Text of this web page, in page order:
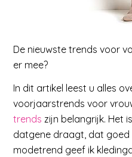
De nieuwste trends voor
er mee?
In dit artikel leest u alles
voorjaarstrends voor
trends zijn belangrijk. Het
datgene draagt, dat goed
modetrend geef ik